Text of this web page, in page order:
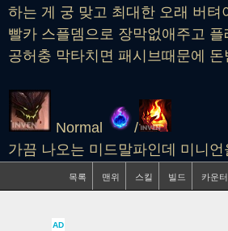
하는 게 궁 맞고 최대한 오래 버텨
빨카 스플뎀으로 장막없애주고 플
공허충 막타치면 패시브때문에
Normal
/
가끔 나오는 미드말파인데 미니
교하면 쉽게 풀어나갈 수 있습니
굴리는 데에 미친 챔인데 미니언
AD